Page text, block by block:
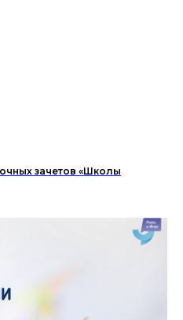
зачетов «Школы